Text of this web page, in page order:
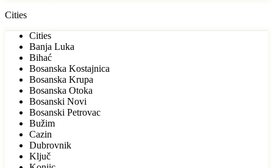
Cities
Cities
Banja Luka
Bihać
Bosanska Kostajnica
Bosanska Krupa
Bosanska Otoka
Bosanski Novi
Bosanski Petrovac
Bužim
Cazin
Dubrovnik
Ključ